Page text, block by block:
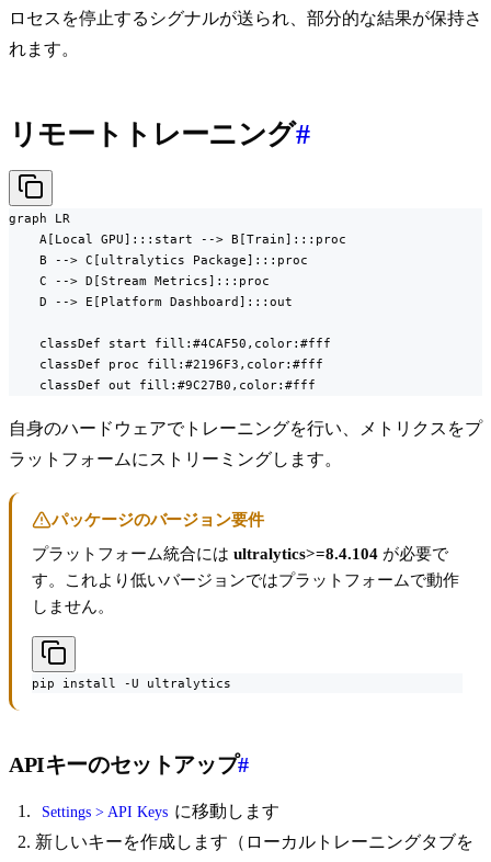
ロセスを停止するシグナルが送られ、部分的な結果が保持さ
れます。
リモートトレーニング#
graph LR
    A[Local GPU]:::start --> B[Train]:::proc
    B --> C[ultralytics Package]:::proc
    C --> D[Stream Metrics]:::proc
    D --> E[Platform Dashboard]:::out
    classDef start fill:#4CAF50,color:#fff
    classDef proc fill:#2196F3,color:#fff
    classDef out fill:#9C27B0,color:#fff
自身のハードウェアでトレーニングを行い、メトリクスをプ
ラットフォームにストリーミングします。
パッケージのバージョン要件
プラットフォーム統合には ultralytics>=8.4.104 が必要で
す。これより低いバージョンではプラットフォームで動作
しません。
pip install -U ultralytics
APIキーのセットアップ#
Settings > API Keys に移動します
新しいキーを作成します（ローカルトレーニングタブを